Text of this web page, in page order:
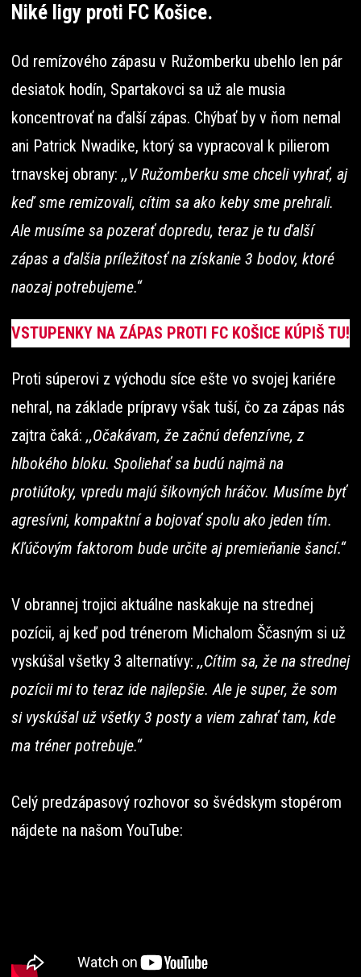
Niké ligy proti FC Košice.
Od remízového zápasu v Ružomberku ubehlo len pár
desiatok hodín, Spartakovci sa už ale musia
koncentrovať na ďalší zápas. Chýbať by v ňom nemal
ani Patrick Nwadike, ktorý sa vypracoval k pilierom
trnavskej obrany: ,,V Ružomberku sme chceli vyhrať, aj
keď sme remizovali, cítim sa ako keby sme prehrali.
Ale musíme sa pozerať dopredu, teraz je tu ďalší
zápas a ďalšia príležitosť na získanie 3 bodov, ktoré
naozaj potrebujeme.“
VSTUPENKY NA ZÁPAS PROTI FC KOŠICE KÚPIŠ TU!
Proti súperovi z východu síce ešte vo svojej kariére
nehral, na základe prípravy však tuší, čo za zápas nás
zajtra čaká: ,,Očakávam, že začnú defenzívne, z
hlbokého bloku. Spoliehať sa budú najmä na
protiútoky, vpredu majú šikovných hráčov. Musíme byť
agresívni, kompaktní a bojovať spolu ako jeden tím.
Kľúčovým faktorom bude určite aj premieňanie šancí.“
V obrannej trojici aktuálne naskakuje na strednej
pozícii, aj keď pod trénerom Michalom Ščasným si už
vyskúšal všetky 3 alternatívy: ,,Cítim sa, že na strednej
pozícii mi to teraz ide najlepšie. Ale je super, že som
si vyskúšal už všetky 3 posty a viem zahrať tam, kde
ma tréner potrebuje.“
Celý predzápasový rozhovor so švédskym stopérom
nájdete na našom YouTube: